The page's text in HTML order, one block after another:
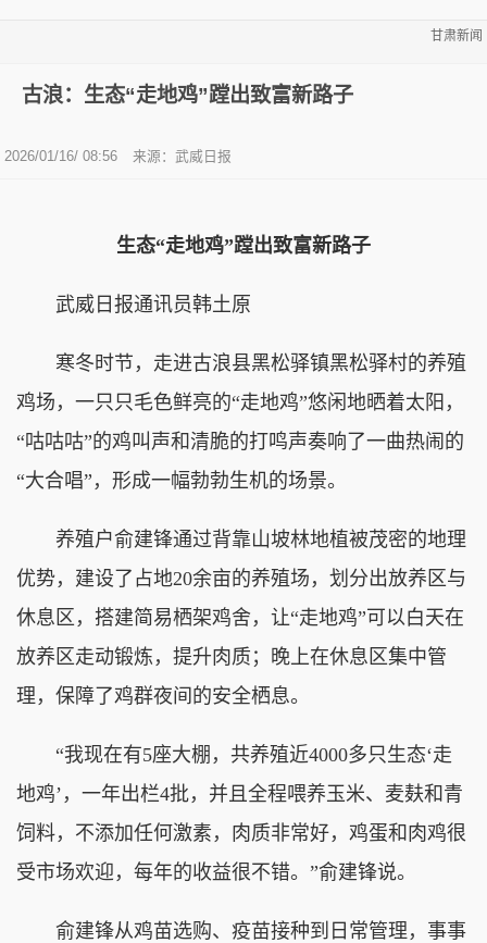
甘肃新闻
古浪：生态“走地鸡”蹚出致富新路子
2026/01/16/ 08:56 来源：武威日报
生态“走地鸡”蹚出致富新路子
武威日报通讯员韩土原
寒冬时节，走进古浪县黑松驿镇黑松驿村的养殖
鸡场，一只只毛色鲜亮的“走地鸡”悠闲地晒着太阳，
“咕咕咕”的鸡叫声和清脆的打鸣声奏响了一曲热闹的
“大合唱”，形成一幅勃勃生机的场景。
养殖户俞建锋通过背靠山坡林地植被茂密的地理
优势，建设了占地20余亩的养殖场，划分出放养区与
休息区，搭建简易栖架鸡舍，让“走地鸡”可以白天在
放养区走动锻炼，提升肉质；晚上在休息区集中管
理，保障了鸡群夜间的安全栖息。
“我现在有5座大棚，共养殖近4000多只生态‘走
地鸡’，一年出栏4批，并且全程喂养玉米、麦麸和青
饲料，不添加任何激素，肉质非常好，鸡蛋和肉鸡很
受市场欢迎，每年的收益很不错。”俞建锋说。
俞建锋从鸡苗选购、疫苗接种到日常管理，事事